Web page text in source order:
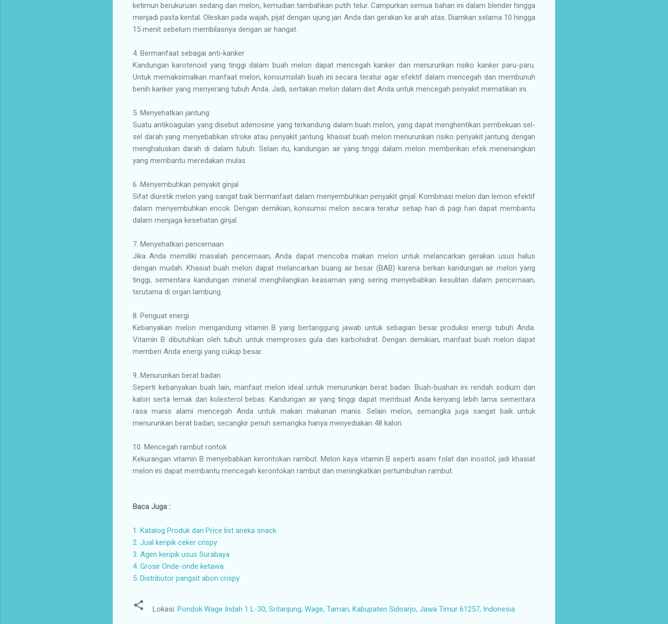
ketimun berukuruan sedang dan melon, kemudian tambahkan putih telur. Campurkan semua bahan ini dalam blender hingga
menjadi pasta kental. Oleskan pada wajah, pijat dengan ujung jari Anda dan gerakan ke arah atas. Diamkan selama 10 hingga
15 menit sebelum membilasnya dengan air hangat.
4. Bermanfaat sebagai anti-kanker
Kandungan karotenoid yang tinggi dalam buah melon dapat mencegah kanker dan menurunkan risiko kanker paru-paru.
Untuk memaksimalkan manfaat melon, konsumsilah buah ini secara teratur agar efektif dalam mencegah dan membunuh
benih kanker yang menyerang tubuh Anda. Jadi, sertakan melon dalam diet Anda untuk mencegah penyakit mematikan ini.
5. Menyehatkan jantung
Suatu antikoagulan yang disebut adenosine yang terkandung dalam buah melon, yang dapat menghentikan pembekuan sel-
sel darah yang menyebabkan stroke atau penyakit jantung. khasiat buah melon menurunkan risiko penyakit jantung dengan
menghaluskan darah di dalam tubuh. Selain itu, kandungan air yang tinggi dalam melon memberikan efek menenangkan
yang membantu meredakan mulas.
6. Menyembuhkan penyakit ginjal
Sifat diuretik melon yang sangat baik bermanfaat dalam menyembuhkan penyakit ginjal. Kombinasi melon dan lemon efektif
dalam menyembuhkan encok. Dengan demikian, konsumsi melon secara teratur setiap hari di pagi hari dapat membantu
dalam menjaga kesehatan ginjal.
7. Menyehatkan pencernaan
Jika Anda memiliki masalah pencernaan, Anda dapat mencoba makan melon untuk melancarkan gerakan usus halus
dengan mudah. Khasiat buah melon dapat melancarkan buang air besar (BAB) karena berkan kandungan air melon yang
tinggi, sementara kandungan mineral menghilangkan keasaman yang sering menyebabkan kesulitan dalam pencernaan,
terutama di organ lambung.
8. Penguat energi
Kebanyakan melon mengandung vitamin B yang bertanggung jawab untuk sebagian besar produksi energi tubuh Anda.
Vitamin B dibutuhkan oleh tubuh untuk memproses gula dan karbohidrat. Dengan demikian, manfaat buah melon dapat
memberi Anda energi yang cukup besar.
9. Menurunkan berat badan
Seperti kebanyakan buah lain, manfaat melon ideal untuk menurunkan berat badan. Buah-buahan ini rendah sodium dan
kalori serta lemak dan kolesterol bebas. Kandungan air yang tinggi dapat membuat Anda kenyang lebih lama sementara
rasa manis alami mencegah Anda untuk makan makanan manis. Selain melon, semangka juga sangat baik untuk
menurunkan berat badan, secangkir penuh semangka hanya menyediakan 48 kalori.
10. Mencegah rambut rontok
Kekurangan vitamin B menyebabkan kerontokan rambut. Melon kaya vitamin B seperti asam folat dan inositol, jadi khasiat
melon ini dapat membantu mencegah kerontokan rambut dan meningkatkan pertumbuhan rambut.
Baca Juga :
1. Katalog Produk dan Price list aneka snack
2. Jual keripik ceker crispy
3. Agen keripik usus Surabaya
4. Grosir Onde-onde ketawa
5. Distributor pangsit abon crispy
Lokasi: Pondok Wage Indah 1 L-30, Sritanjung, Wage, Taman, Kabupaten Sidoarjo, Jawa Timur 61257, Indonesia